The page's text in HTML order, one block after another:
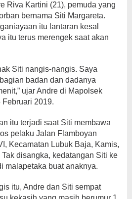
Riva Kartini (21), pemuda yang
bernama Siti Margareta.
itu lantaran kesal
itu terus merengek saat akan
Siti nangis-nangis. Saya
badan dan dadanya
ujar Andre di Mapolsek
Februari 2019.
itu terjadi saat Siti membawa
pelaku Jalan Flamboyan
Kecamatan Lubuk Baja, Kamis,
disangka, kedatangan Siti ke
malapetaka buat anaknya.
itu, Andre dan Siti sempat